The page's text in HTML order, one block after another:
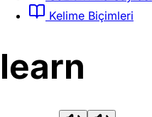
Kelime Biçimleri
learn